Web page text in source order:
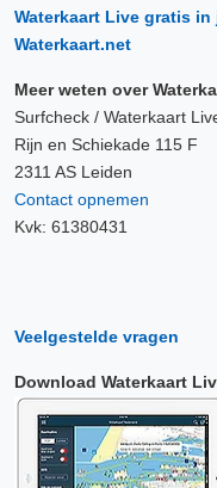
Waterkaart Live gratis in
Waterkaart.net
Meer weten over
Surfcheck / Waterkaart
Rijn en Schiekade 115 F
2311 AS Leiden
Contact opnemen
Kvk: 61380431
Veelgestelde vragen
Download Waterkaart